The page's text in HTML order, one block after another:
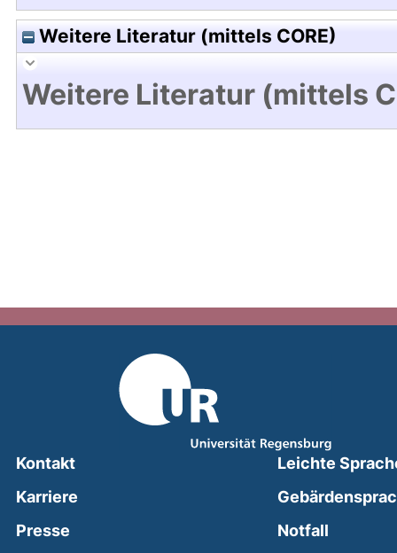
Weitere Literatur (mittels CORE)
Weitere Literatur (mittels
Kontakt
Karriere
Presse
Leichte
Notfall